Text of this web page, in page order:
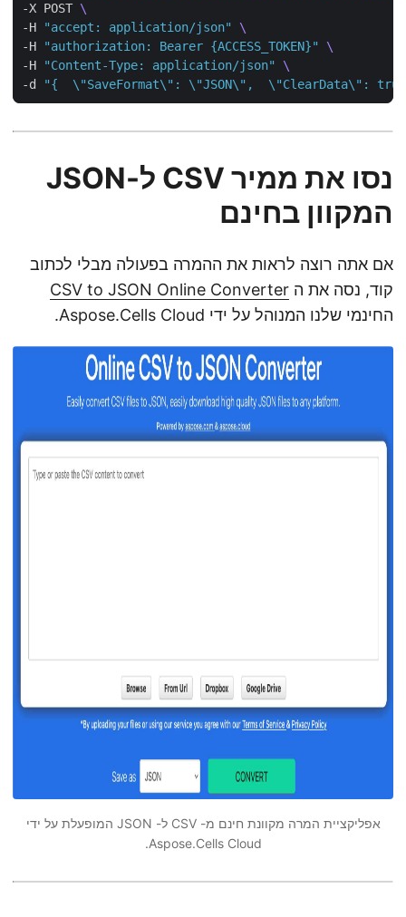
-X POST
-H "accept: application/json"
-H "authorization: Bearer {ACCESS_TOKEN}"
-H "Content-Type: application/json"
-d "{  \"SaveFormat\": \"JSON\",  \"ClearData\":
נסו את ממיר CSV ל-JSON
המקוון בחינם
אם אתה רוצה לראות את ההמרה בפעולה מבלי לכתוב
קוד, נסה את הCSV to JSON Online Converter
החינמי שלנו המנוהל על ידי Aspose.Cells Cloud.
אפליקציית המרה מקוונת חינם מ- CSV ל- JSON המופעלת על ידי
Aspose.Cells Cloud.